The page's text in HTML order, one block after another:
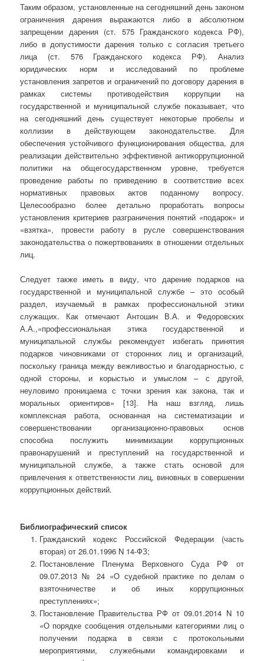
Таким образом, установленные на сегодняшний день законом
ограничения дарения выражаются либо в абсолютном
запрещении дарения (ст. 575 Гражданского кодекса РФ),
либо в допустимости дарения только с согласия третьего
лица (ст. 576 Гражданского кодекса РФ). Анализ
юридических норм и исследований по проблеме
установления запретов и ограничений по договору дарения в
рамках системы противодействия коррупции на
государственной и муниципальной службе показывает, что
на сегодняшний день существует некоторые пробелы и
коллизии в действующем законодательстве. Для
обеспечения устойчивого функционирования общества, для
реализации действительно эффективной антикоррупционной
политики на общегосударственном уровне, требуется
проведение работы по приведению в соответствие всех
нормативных правовых актов поданному вопросу.
Целесообразно более детально проработать вопросы
установления критериев разграничения понятий «подарок» и
«взятка», провести работу в русле совершенствования
законодательства о пожертвованиях в отношении отдельных
лиц.
Следует также иметь в виду, что дарение подарков на
государственной и муниципальной службе – это особый
раздел, изучаемый в рамках профессиональной этики
служащих. Как отмечают Антошин В.А. и Федоровских
А.А.,«профессиональная этика государственной и
муниципальной службы рекомендует избегать принятия
подарков чиновниками от сторонних лиц и организаций,
поскольку граница между вежливостью и благодарностью, с
одной стороны, и корыстью и умыслом – с другой,
неуловимо проницаема с точки зрения как закона, так и
моральных ориентиров» [13]. На наш взгляд, лишь
комплексная работа, основанная на систематизации и
совершенствовании организационно-правовых основ
способна послужить минимизации коррупционных
правонарушений и преступлений на государственной и
муниципальной службе, а также стать основой для
привлечения к ответственности лиц, виновных в совершении
коррупционных действий.
Библиографический список
Гражданский кодекс Российской Федерации (часть
вторая) от 26.01.1996 N 14-ФЗ;
Постановление Пленума Верховного Суда РФ от
09.07.2013 № 24 «О судебной практике по делам о
взяточничестве и об иных коррупционных
преступлениях»;
Постановление Правительства РФ от 09.01.2014 N 10
«О порядке сообщения отдельными категориями лиц о
получении подарка в связи с протокольными
мероприятиями, служебными командировками и